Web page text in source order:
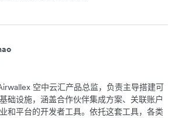
空中云汇产品总监，负责主导搭建可
础设施，涵盖合作伙伴集成方案、关联账户
和平台的开发者工具。依托这套工具，各类